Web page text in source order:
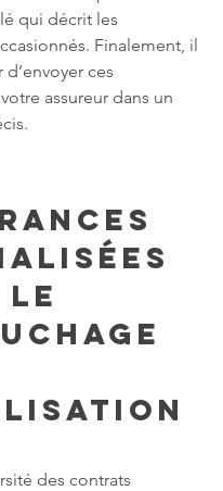
qui décrit les
Finalement, il
ces
assureur dans un
le
des contrats